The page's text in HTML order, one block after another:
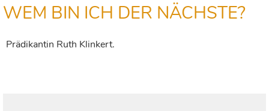
WEM BIN ICH DER NÄCHSTE?
Prädikantin Ruth Klinkert.